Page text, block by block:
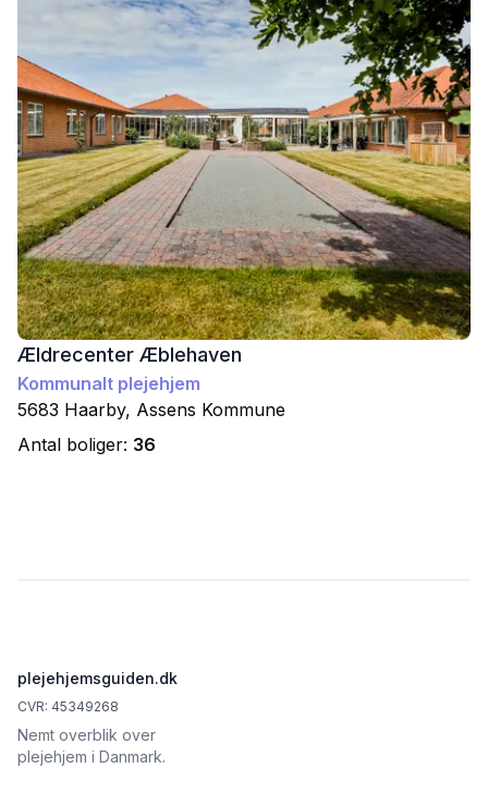
Ældrecenter Æblehaven
Kommunalt plejehjem
5683 Haarby, Assens Kommune
Antal boliger: 36
plejehjemsguiden.dk
CVR: 45349268
Nemt overblik over
plejehjem i Danmark.